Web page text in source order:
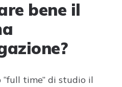
bene il
time” di studio il